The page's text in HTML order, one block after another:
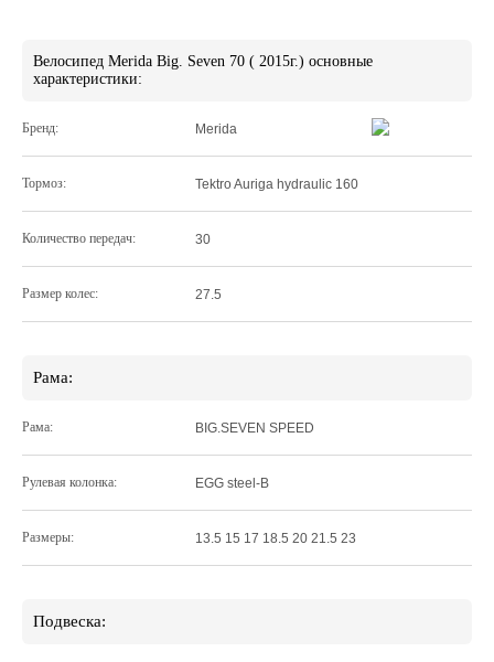
Велосипед Merida Big. Seven 70 ( 2015г.) основные
характеристики:
Бренд: Merida
Тормоз: Tektro Auriga hydraulic 160
Количество передач: 30
Размер колес: 27.5
Рама:
Рама: BIG.SEVEN SPEED
Рулевая колонка: EGG steel-B
Размеры: 13.5 15 17 18.5 20 21.5 23
Подвеска: